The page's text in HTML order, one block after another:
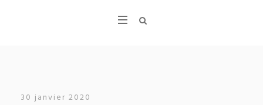
30 janvier 2020